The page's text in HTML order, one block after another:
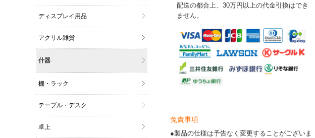
配送の都合上、30万円以上の代金引換はでき
ません。
免責事項
●製品の仕様は予告なく変更することがございま
ディスプレイ用品
アクリル雑貨
什器
棚・ラック
テーブル・デスク
卓上